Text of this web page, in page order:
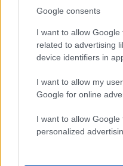
Google consents
I want to allow
related to advertising
device identifiers in
I want to allow my
Google for online
I want to allow Google
personalized
Όροι Χρήσης. Το site
Πολιτική Απορρήτου&Όροι
ΔΑΦΝΙ
Ακολουθήστε το Νewsit.gr